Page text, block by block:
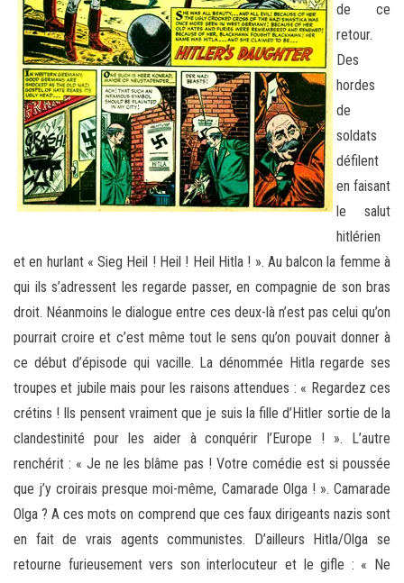
de ce
retour.
Des
hordes
de
soldats
défilent
en faisant
le salut
hitlérien
et en hurlant « Sieg Heil ! Heil ! Heil Hitla ! ». Au balcon la femme à
qui ils s’adressent les regarde passer, en compagnie de son bras
droit. Néanmoins le dialogue entre ces deux-là n’est pas celui qu’on
pourrait croire et c’est même tout le sens qu’on pouvait donner à
ce début d’épisode qui vacille. La dénommée Hitla regarde ses
troupes et jubile mais pour les raisons attendues : « Regardez ces
crétins ! Ils pensent vraiment que je suis la fille d’Hitler sortie de la
clandestinité pour les aider à conquérir l’Europe ! ». L’autre
renchérit : « Je ne les blâme pas ! Votre comédie est si poussée
que j’y croirais presque moi-même, Camarade Olga ! ». Camarade
Olga ? A ces mots on comprend que ces faux dirigeants nazis sont
en fait de vrais agents communistes. D’ailleurs Hitla/Olga se
retourne furieusement vers son interlocuteur et le gifle : « Ne